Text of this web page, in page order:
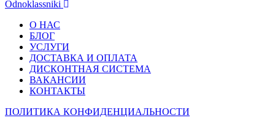
Odnoklassniki
О НАС
БЛОГ
УСЛУГИ
ДОСТАВКА И ОПЛАТА
ДИСКОНТНАЯ СИСТЕМА
ВАКАНСИИ
КОНТАКТЫ
ПОЛИТИКА КОНФИДЕНЦИАЛЬНОСТИ